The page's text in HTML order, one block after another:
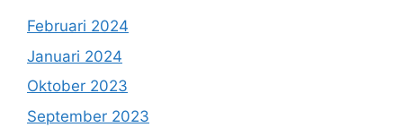
Februari 2024
Januari 2024
Oktober 2023
September 2023